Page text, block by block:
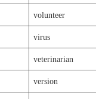
volunteer
virus
veterinarian
version